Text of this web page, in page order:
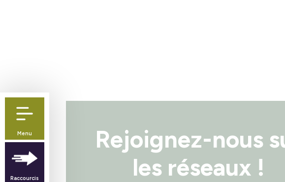
Rejoignez-nous
les réseaux !
Menu
Raccourcis